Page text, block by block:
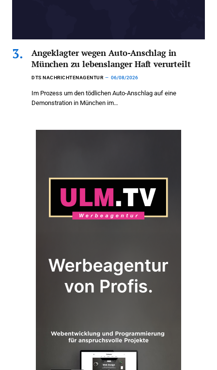
Angeklagter wegen Auto-Anschlag in
München zu lebenslanger Haft verurteilt
DTS NACHRICHTENAGENTUR 06/08/2026
Im Prozess um den tödlichen Auto-Anschlag auf eine
Demonstration in München im…